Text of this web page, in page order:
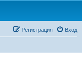
Вход
Регистрация